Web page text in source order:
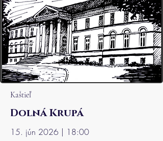
Kaštieľ
Dolná Krupá
15. jún 2026 | 18:00